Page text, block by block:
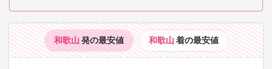
和歌山 発の最安値 和歌山 着の最安値